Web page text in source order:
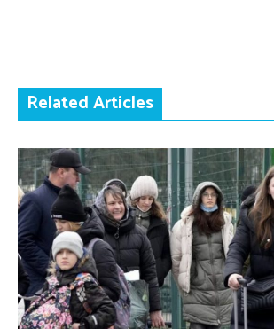
Related Articles